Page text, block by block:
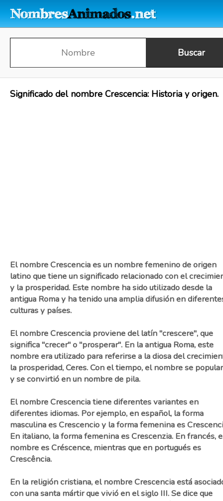
Significado del nombre Crescencia: Historia y origen.
El nombre Crescencia es un nombre femenino de origen
latino que tiene un significado relacionado con el
y la prosperidad. Este nombre ha sido utilizado desde la
antigua Roma y ha tenido una amplia difusión en
culturas y países.
El nombre Crescencia proviene del latín "crescere", que
significa "crecer" o "prosperar". En la antigua Roma, este
nombre era utilizado para referirse a la diosa del
la prosperidad, Ceres. Con el tiempo, el nombre se
y se convirtió en un nombre de pila.
El nombre Crescencia tiene diferentes variantes en
diferentes idiomas. Por ejemplo, en español, la forma
masculina es Crescencio y la forma femenina es
En italiano, la forma femenina es Crescenzia. En francés,
nombre es Créscence, mientras que en portugués es
Crescência.
En la religión cristiana, el nombre Crescencia está
con una santa mártir que vivió en el siglo III. Se dice que